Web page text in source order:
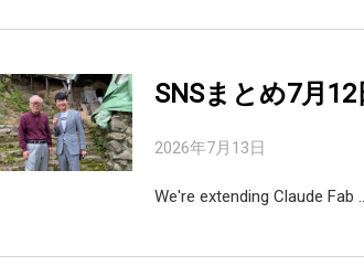
SNSまとめ7月12
2026年7月13日
We're extending Claude Fab